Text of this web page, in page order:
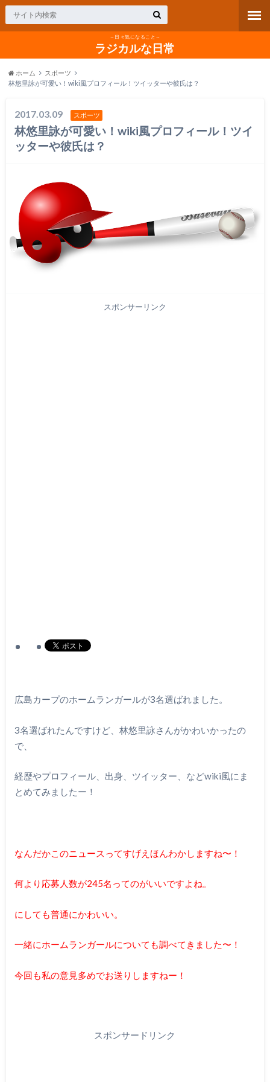
～日々気になること～
ラジカルな日常
ホーム
スポーツ
林悠里詠が可愛い！wiki風プロフィール！ツイッターや彼氏は？
2017.03.09 スポーツ
林悠里詠が可愛い！wiki風プロフィール！ツイ
ッターや彼氏は？
スポンサーリンク
広島カープのホームランガールが3名選ばれました。
3名選ばれたんですけど、林悠里詠さんがかわいかったの
で、
経歴やプロフィール、出身、ツイッター、などwiki風にま
とめてみましたー！
なんだかこのニュースってすげえほんわかしますね〜！
何より応募人数が245名ってのがいいですよね。
にしても普通にかわいい。
一緒にホームランガールについても調べてきました〜！
今回も私の意見多めでお送りしますねー！
スポンサードリンク